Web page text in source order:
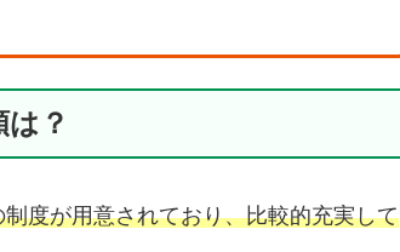
？
度が用意されており、比較的充実して